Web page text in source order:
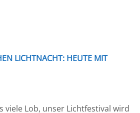
LICHTNACHT: HEUTE MIT
viele Lob, unser Lichtfestival wird